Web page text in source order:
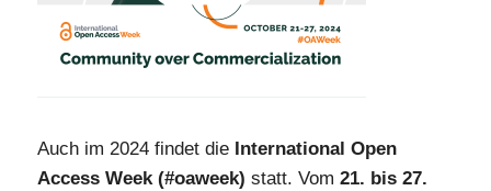
Auch im 2024 findet die International Open
Access Week (#oaweek) statt. Vom21. bis 27.